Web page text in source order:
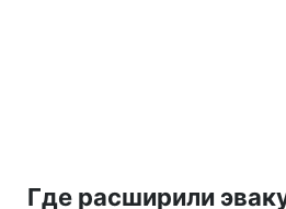
Где расширили